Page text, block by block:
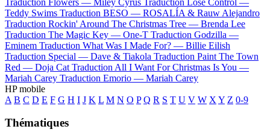
Teddy Swims Traduction BESO — ROSALÍA & Rauw Alejandro
Traduction Rockin' Around The Christmas Tree — Brenda Lee
Traduction The Magic Key — One-T Traduction Godzilla —
Eminem Traduction What Was I Made For? — Billie Eilish
Traduction Special — Dave & Tiakola Traduction Paint The Town
Red — Doja Cat Traduction All I Want For Christmas Is You —
Mariah Carey Traduction Emorio — Mariah Carey
HP mobile
A B C D E F G H I J K L M N O P Q R S T U V W X Y Z 0-9
Thématiques